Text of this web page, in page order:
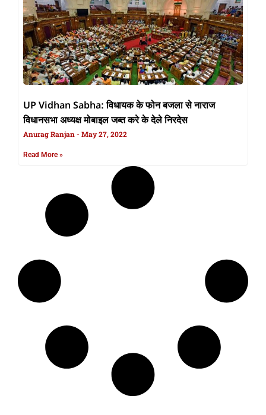
UP Vidhan Sabha: विधायक के फोन बजला से नाराज
विधानसभा अध्यक्ष मोबाइल जब्त करे के देले निरदेस
Anurag Ranjan May 27, 2022
Read More »